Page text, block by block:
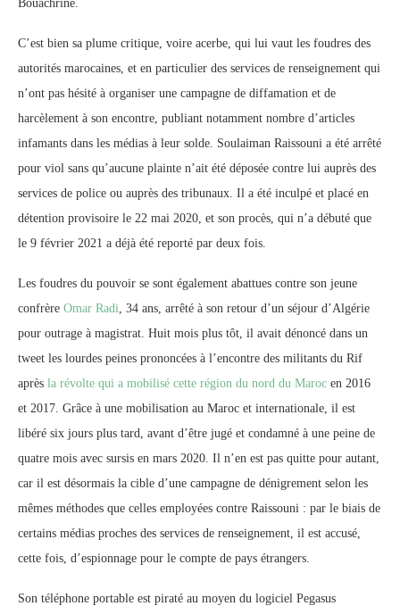
Bouachrine.
C’est bien sa plume critique, voire acerbe, qui lui vaut les foudres des
autorités marocaines, et en particulier des services de renseignement qui
n’ont pas hésité à organiser une campagne de diffamation et de
harcèlement à son encontre, publiant notamment nombre d’articles
infamants dans les médias à leur solde. Soulaiman Raissouni a été arrêté
pour viol sans qu’aucune plainte n’ait été déposée contre lui auprès des
services de police ou auprès des tribunaux. Il a été inculpé et placé en
détention provisoire le 22 mai 2020, et son procès, qui n’a débuté que
le 9 février 2021 a déjà été reporté par deux fois.
Les foudres du pouvoir se sont également abattues contre son jeune
confrère Omar Radi, 34 ans, arrêté à son retour d’un séjour d’Algérie
pour outrage à magistrat. Huit mois plus tôt, il avait dénoncé dans un
tweet les lourdes peines prononcées à l’encontre des militants du Rif
après la révolte qui a mobilisé cette région du nord du Maroc en 2016
et 2017. Grâce à une mobilisation au Maroc et internationale, il est
libéré six jours plus tard, avant d’être jugé et condamné à une peine de
quatre mois avec sursis en mars 2020. Il n’en est pas quitte pour autant,
car il est désormais la cible d’une campagne de dénigrement selon les
mêmes méthodes que celles employées contre Raissouni : par le biais de
certains médias proches des services de renseignement, il est accusé,
cette fois, d’espionnage pour le compte de pays étrangers.
Son téléphone portable est piraté au moyen du logiciel Pegasus